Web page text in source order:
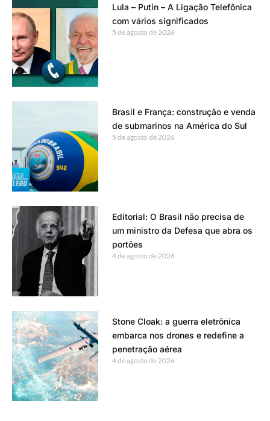
Lula – Putin – A Ligação Telefônica
com vários significados
5 de agosto de 2026
Brasil e França: construção e venda
de submarinos na América do Sul
5 de agosto de 2026
Editorial: O Brasil não precisa de
um ministro da Defesa que abra os
portões
4 de agosto de 2026
Stone Cloak: a guerra eletrônica
embarca nos drones e redefine a
penetração aérea
4 de agosto de 2026